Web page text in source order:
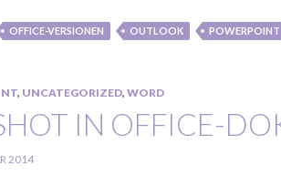
OFFICE-VERSIONEN OUTLOOK POWERPOINT
, UNCATEGORIZED, WORD
IN OFFICE-
2014